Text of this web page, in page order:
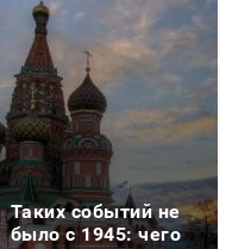
Таких событий не
было с 1945: чего